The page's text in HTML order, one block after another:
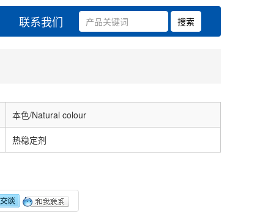
联系我们
本色/Natural colour
热稳定剂